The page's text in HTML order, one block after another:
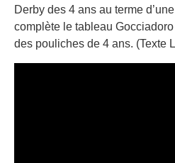
Derby des 4 ans au terme
complète le tableau
des pouliches de 4 ans. (Texte